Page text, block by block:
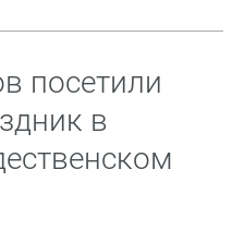
посетили
в